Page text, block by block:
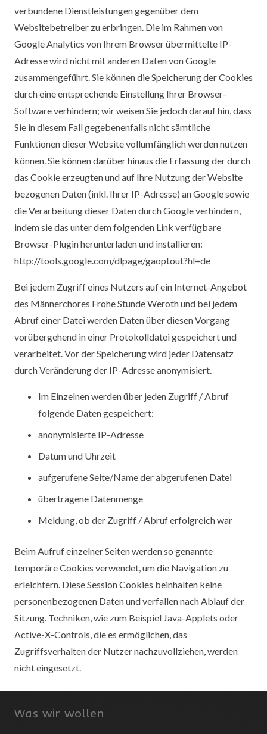
verbundene Dienstleistungen gegenüber dem
Websitebetreiber zu erbringen. Die im Rahmen von
Google Analytics von Ihrem Browser übermittelte IP-
Adresse wird nicht mit anderen Daten von Google
zusammengeführt. Sie können die Speicherung der Cookies
durch eine entsprechende Einstellung Ihrer Browser-
Software verhindern; wir weisen Sie jedoch darauf hin, dass
Sie in diesem Fall gegebenenfalls nicht sämtliche
Funktionen dieser Website vollumfänglich werden nutzen
können. Sie können darüber hinaus die Erfassung der durch
das Cookie erzeugten und auf Ihre Nutzung der Website
bezogenen Daten (inkl. Ihrer IP-Adresse) an Google sowie
die Verarbeitung dieser Daten durch Google verhindern,
indem sie das unter dem folgenden Link verfügbare
Browser-Plugin herunterladen und installieren:
http://tools.google.com/dlpage/gaoptout?hl=de
Bei jedem Zugriff eines Nutzers auf ein Internet-Angebot
des Männerchores Frohe Stunde Weroth und bei jedem
Abruf einer Datei werden Daten über diesen Vorgang
vorübergehend in einer Protokolldatei gespeichert und
verarbeitet. Vor der Speicherung wird jeder Datensatz
durch Veränderung der IP-Adresse anonymisiert.
Im Einzelnen werden über jeden Zugriff / Abruf
folgende Daten gespeichert:
anonymisierte IP-Adresse
Datum und Uhrzeit
aufgerufene Seite/Name der abgerufenen Datei
übertragene Datenmenge
Meldung, ob der Zugriff / Abruf erfolgreich war
Beim Aufruf einzelner Seiten werden so genannte
temporäre Cookies verwendet, um die Navigation zu
erleichtern. Diese Session Cookies beinhalten keine
personenbezogenen Daten und verfallen nach Ablauf der
Sitzung. Techniken, wie zum Beispiel Java-Applets oder
Active-X-Controls, die es ermöglichen, das
Zugriffsverhalten der Nutzer nachzuvollziehen, werden
nicht eingesetzt.
Was wir wollen